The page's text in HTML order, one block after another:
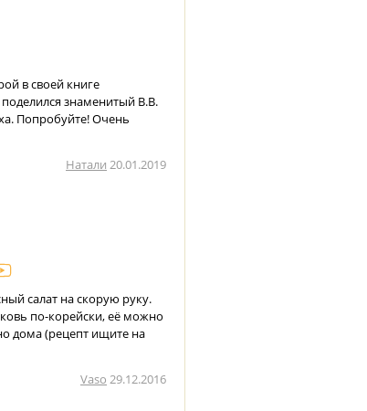
в своей книге
знаменитый В.В.
Попробуйте! Очень
Натали 20.01.2019
салат на скорую руку.
по-корейски, её можно
дома (рецепт ищите на
Vaso 29.12.2016